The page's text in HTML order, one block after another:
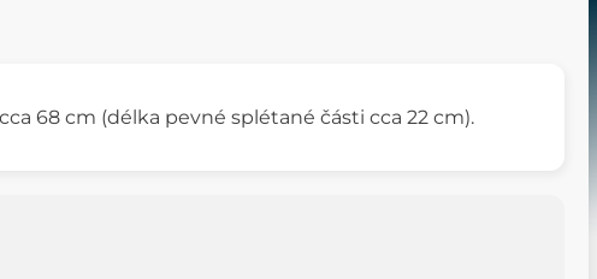
68 cm (délka pevné splétané části cca 22 cm).